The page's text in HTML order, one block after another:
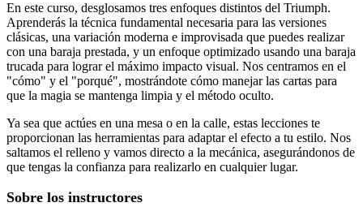
En este curso, desglosamos tres enfoques distintos del Triumph.
Aprenderás la técnica fundamental necesaria para las versiones
clásicas, una variación moderna e improvisada que puedes realizar
con una baraja prestada, y un enfoque optimizado usando una baraja
trucada para lograr el máximo impacto visual. Nos centramos en el
"cómo" y el "porqué", mostrándote cómo manejar las cartas para
que la magia se mantenga limpia y el método oculto.
Ya sea que actúes en una mesa o en la calle, estas lecciones te
proporcionan las herramientas para adaptar el efecto a tu estilo. Nos
saltamos el relleno y vamos directo a la mecánica, asegurándonos de
que tengas la confianza para realizarlo en cualquier lugar.
Sobre los instructores